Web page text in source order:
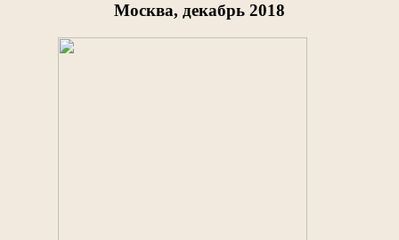
Москва, декабрь 2018